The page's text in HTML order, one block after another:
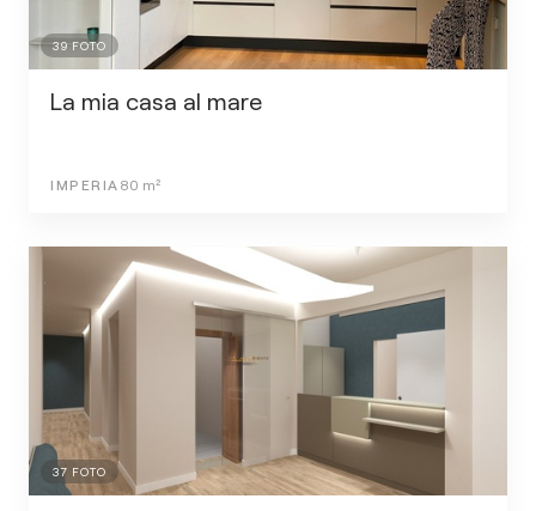
39 FOTO
La mia casa al mare
IMPERIA 80 m²
37 FOTO